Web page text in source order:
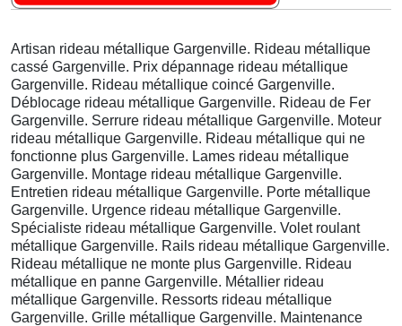
Artisan rideau métallique Gargenville. Rideau métallique
cassé Gargenville. Prix dépannage rideau métallique
Gargenville. Rideau métallique coincé Gargenville.
Déblocage rideau métallique Gargenville. Rideau de Fer
Gargenville. Serrure rideau métallique Gargenville. Moteur
rideau métallique Gargenville. Rideau métallique qui ne
fonctionne plus Gargenville. Lames rideau métallique
Gargenville. Montage rideau métallique Gargenville.
Entretien rideau métallique Gargenville. Porte métallique
Gargenville. Urgence rideau métallique Gargenville.
Spécialiste rideau métallique Gargenville. Volet roulant
métallique Gargenville. Rails rideau métallique Gargenville.
Rideau métallique ne monte plus Gargenville. Rideau
métallique en panne Gargenville. Métallier rideau
métallique Gargenville. Ressorts rideau métallique
Gargenville. Grille métallique Gargenville. Maintenance